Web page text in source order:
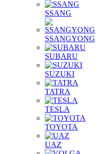
SSANG
SSANGYONG
SUBARU
SUZUKI
TATRA
TESLA
TOYOTA
UAZ